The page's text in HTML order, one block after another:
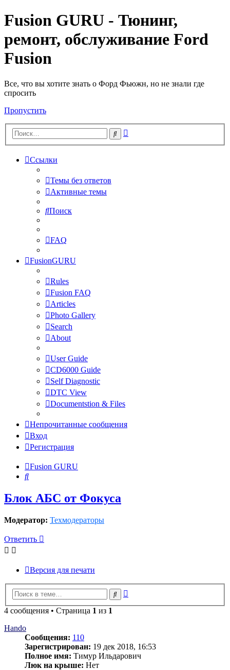
Fusion GURU - Тюнинг,
ремонт, обслуживание Ford
Fusion
Все, что вы хотите знать о Форд Фьюжн, но не знали где
спросить
Пропустить
Поиск
Ссылки
Темы без ответов
Активные темы
Поиск
FAQ
FusionGURU
Rules
Fusion FAQ
Articles
Photo Gallery
Search
About
User Guide
CD6000 Guide
Self Diagnostic
DTC View
Documentstion & Files
Непрочитанные сообщения
Вход
Регистрация
Fusion GURU
Поиск
Блок АБС от Фокуса
Модератор: Техмодераторы
Ответить
Версия для печати
Поиск
4 сообщения • Страница 1 из 1
Hando
Сообщения: 110
Зарегистрирован: 19 дек 2018, 16:53
Полное имя: Тимур Ильдарович
Люк на крыше: Нет